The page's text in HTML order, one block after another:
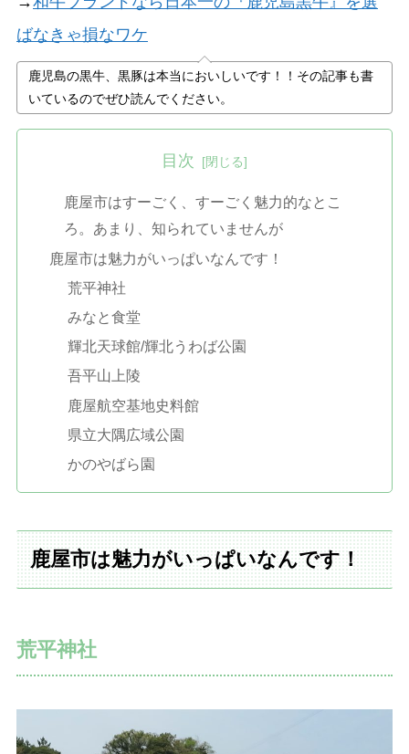
ばなきゃ損なワケ
鹿児島の黒牛、黒豚は本当においしいです！！その記事も書
いているのでぜひ読んでください。
目次
鹿屋市はすーごく、すーごく魅力的なとこ
ろ。あまり、知られていませんが
鹿屋市は魅力がいっぱいなんです！
荒平神社
みなと食堂
輝北天球館/輝北うわば公園
吾平山上陵
鹿屋航空基地史料館
県立大隅広域公園
かのやばら園
鹿屋市は魅力がいっぱいなんです！
荒平神社